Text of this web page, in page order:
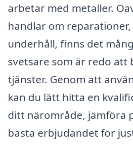
arbetar med metaller.
handlar om
underhåll, finns det
svetsare som är redo att
tjänster. Genom att
kan du lätt hitta en
ditt närområde, jämföra
bästa erbjudandet för